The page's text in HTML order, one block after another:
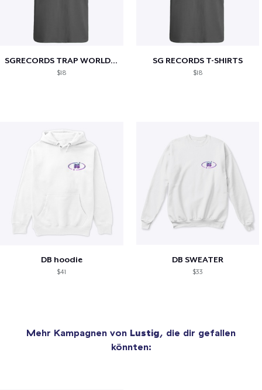
SGRECORDS TRAP WORLD T-Shirts
$18
SG RECORDS T-SHIRTS
$18
DB hoodie
$41
DB SWEATER
$33
Mehr Kampagnen von Lustig, die dir gefallen
könnten: